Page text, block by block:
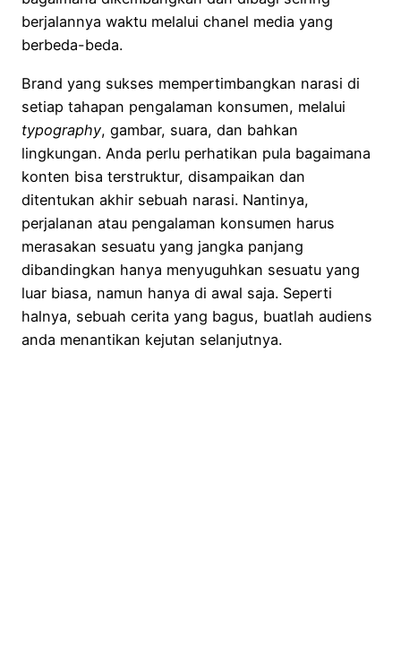
berjalannya waktu melalui chanel media yang
berbeda-beda.
Brand yang sukses mempertimbangkan narasi di
setiap tahapan pengalaman konsumen, melalui
typography, gambar, suara, dan bahkan
lingkungan. Anda perlu perhatikan pula bagaimana
konten bisa terstruktur, disampaikan dan
ditentukan akhir sebuah narasi. Nantinya,
perjalanan atau pengalaman konsumen harus
merasakan sesuatu yang jangka panjang
dibandingkan hanya menyuguhkan sesuatu yang
luar biasa, namun hanya di awal saja. Seperti
halnya, sebuah cerita yang bagus, buatlah audiens
anda menantikan kejutan selanjutnya.